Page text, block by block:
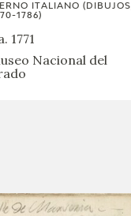
ITALIANO (DIBUJOS,
1786)
1771
Nacional del